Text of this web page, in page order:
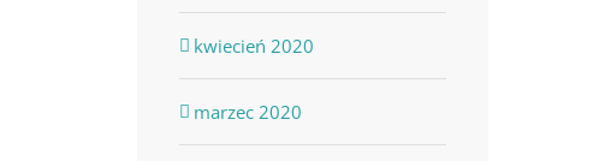
kwiecień 2020
marzec 2020